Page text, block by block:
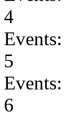
4
Events:
5
Events:
6